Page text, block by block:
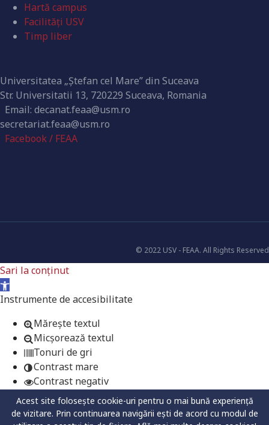
Hartă campus
Facilități USV
Timp liber
Universitatea „Ștefan cel Mare” din Suceava
Str. Universitatii 13, 720229 Suceava, Romania
Email: decanat.feaa@usm.ro
secretariat.feaa@usm.ro
Facebook / FEAA
© 2022 USV - FEAA. All Rights Reserved
Sari la conținut
Deschide bara de unelte
Instrumente de accesibilitate
Mărește textul
Micșorează textul
Tonuri de gri
Contrast mare
Contrast negativ
Fundal luminos
Legături subliniate
Acest site folosește cookie-uri pentru o mai bună experiență
de vizitare. Prin continuarea navigării ești de acord cu modul de